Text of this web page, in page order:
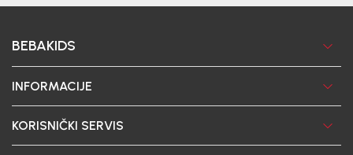
BEBAKIDS
INFORMACIJE
KORISNIČKI SERVIS